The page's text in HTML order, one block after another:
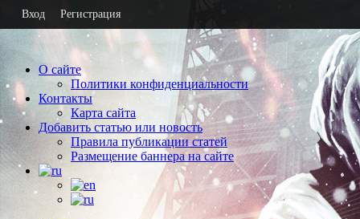
О сайте
Политики конфиденциальности
Контакты
Карта сайта
Добавить статью или новость
Правила публикации статей
Размещение баннера на сайте
Вход Регистрация